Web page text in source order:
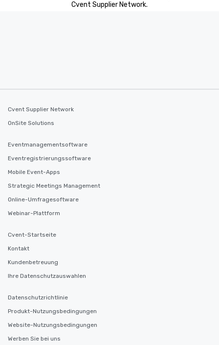
Cvent Supplier Network.
Cvent Supplier Network
OnSite Solutions
Eventmanagementsoftware
Eventregistrierungssoftware
Mobile Event-Apps
Strategic Meetings Management
Online-Umfragesoftware
Webinar-Plattform
Cvent-Startseite
Kontakt
Kundenbetreuung
Ihre Datenschutzauswahlen
Datenschutzrichtlinie
Produkt-Nutzungsbedingungen
Website-Nutzungsbedingungen
Werben Sie bei uns